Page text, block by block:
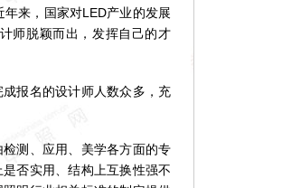
来，国家对LED产业的发展
师脱颖而出，发挥自己的才
报名的设计师人数众多，充
测、应用、美学各方面的专
否实用、结构上互换性强不